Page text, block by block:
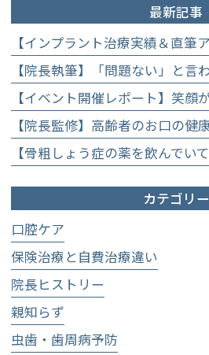
最新記事
カテゴリー
口腔ケア
保険治療と自費治療違い
院長ヒストリー
親知らず
虫歯・歯周病予防